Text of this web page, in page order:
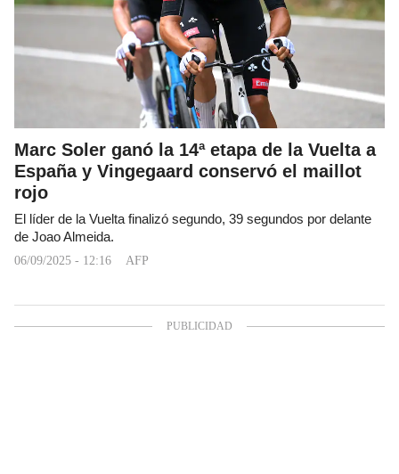
Marc Soler ganó la 14ª etapa de la Vuelta a
España y Vingegaard conservó el maillot
rojo
El líder de la Vuelta finalizó segundo, 39 segundos por delante
de Joao Almeida.
06/09/2025 - 12:16 AFP